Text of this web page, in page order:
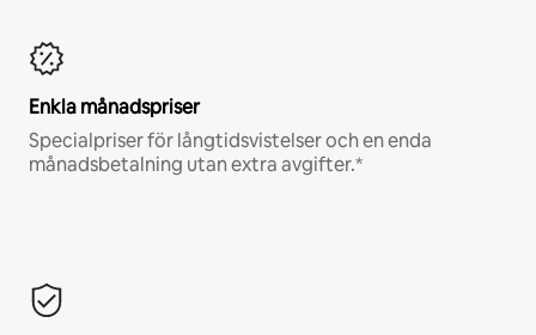
Enkla månadspriser
Specialpriser för långtidsvistelser och en enda
månadsbetalning utan extra avgifter.*